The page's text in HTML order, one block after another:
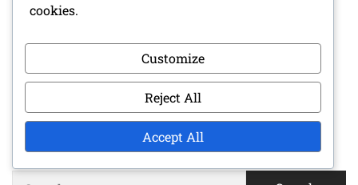
Causas del Dolor de Rodilla
Ejercicios de Estiramiento
Técnicas Preventivas
BUSCAR
cookies.
Customize
Reject All
Accept All